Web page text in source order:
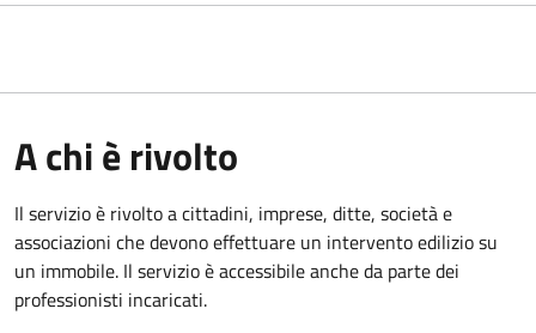
A chi è rivolto
Il servizio è rivolto a cittadini, imprese, ditte, società e
associazioni che devono effettuare un intervento edilizio su
un immobile. Il servizio è accessibile anche da parte dei
professionisti incaricati.